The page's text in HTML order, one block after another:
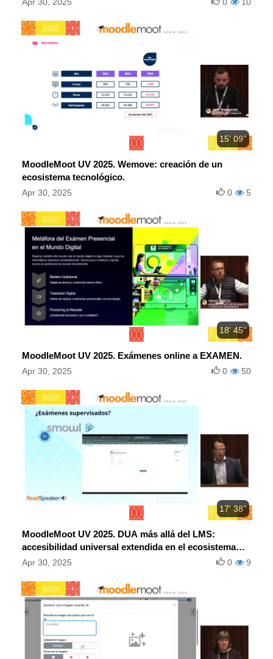
15' 09''
MoodleMoot UV 2025. Wemove: creación de un
ecosistema tecnológico.
Apr 30, 2025 5
0
18' 45''
MoodleMoot UV 2025. Exámenes online a EXAMEN.
Apr 30, 2025 50
0
17' 38''
MoodleMoot UV 2025. DUA más allá del LMS:
accesibilidad universal extendida en el ecosistema
Moodle.
Apr 30, 2025 9
0